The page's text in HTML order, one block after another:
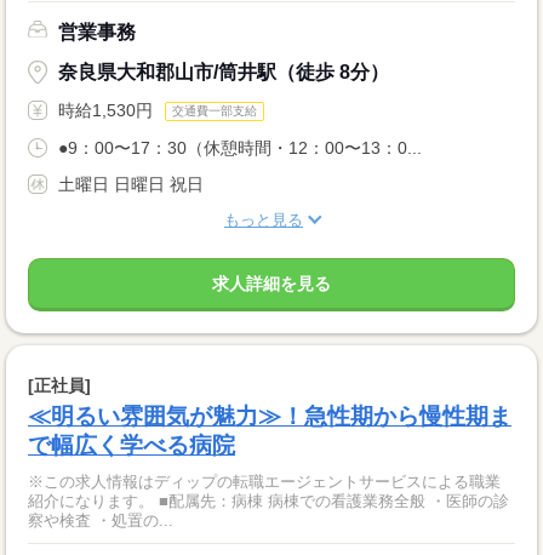
営業事務
奈良県大和郡山市/筒井駅（徒歩 8分）
時給1,530円 交通費一部支給
●9：00〜17：30（休憩時間・12：00〜13：0...
土曜日 日曜日 祝日
もっと見る
求人詳細を見る
[正社員]
≪明るい雰囲気が魅力≫！急性期から慢性期ま
で幅広く学べる病院
※この求人情報はディップの転職エージェントサービスによる職業
紹介になります。 ■配属先：病棟 病棟での看護業務全般 ・医師の診
察や検査 ・処置の...